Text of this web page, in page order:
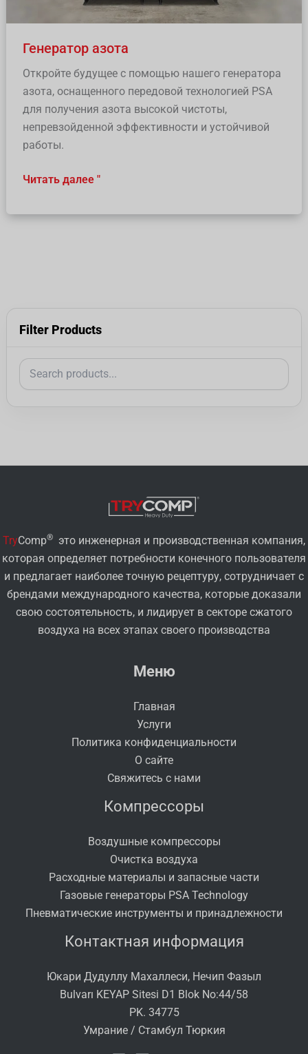
Filter Products
Генератор азота
Откройте будущее с помощью нашего генератора
азота, оснащенного передовой технологией PSA
для получения азота высокой чистоты,
непревзойденной эффективности и устойчивой
работы.
Читать далее "
TryComp®
это инженерная и производственная компания,
которая определяет потребности конечного пользователя
и предлагает наиболее точную рецептуру, сотрудничает с
брендами международного качества, которые доказали
свою состоятельность, и лидирует в секторе сжатого
воздуха на всех этапах своего производства
Меню
Главная
Услуги
Политика конфиденциальности
О сайте
Свяжитесь с нами
Компрессоры
Воздушные компрессоры
Очистка воздуха
Расходные материалы и запасные части
Газовые генераторы PSA Technology
Пневматические инструменты и принадлежности
Контактная информация
Юкари Дудуллу Махаллеси, Нечип Фазыл
Bulvarı KEYAP Sitesi D1 Blok No:44/58
PK. 34775
Умрание / Стамбул Тюркия